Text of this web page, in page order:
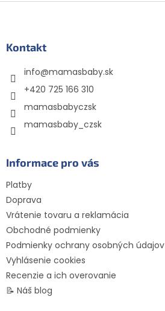
Kontakt
info@mamasbaby.sk
+420 725 166 310
mamasbabyczsk
mamasbaby_czsk
Informace pro vás
Platby
Doprava
Vrátenie tovaru a reklamácia
Obchodné podmienky
Podmienky ochrany osobných údajov
Vyhlásenie cookies
Recenzie a ich overovanie
📝 Náš blog